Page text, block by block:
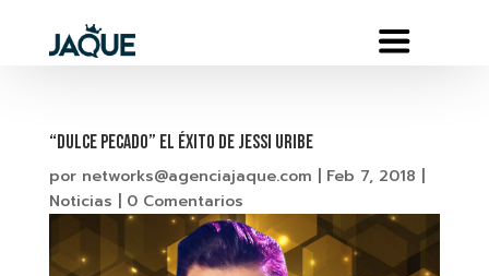
“DULCE PECADO” El éxito de JESSI URIBE
por networks@agenciajaque.com Feb 7, 2018
Noticias
0 Comentarios